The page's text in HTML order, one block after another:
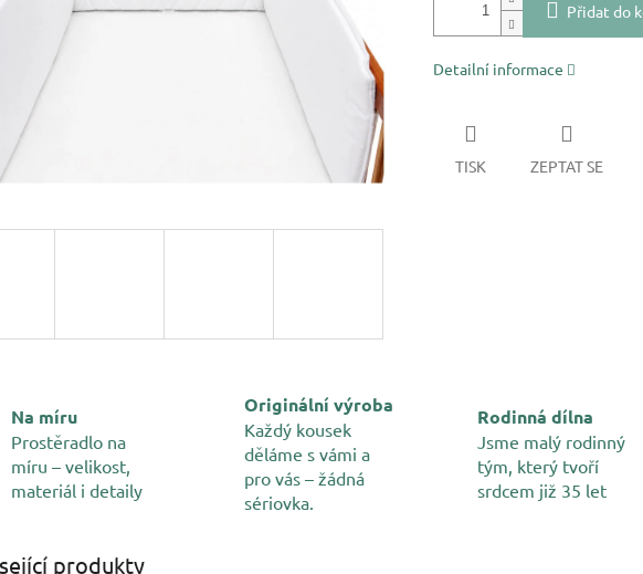
Přidat do
Detailní informace
TISK ZEPTAT SE
Na míru
Prostěradlo na
míru – velikost,
materiál i detaily
Originální výroba
Každý kousek
děláme s vámi a
pro vás – žádná
sériovka.
Rodinná dílna
Jsme malý rodinný
tým, který tvoří
srdcem již 35 let
produkty